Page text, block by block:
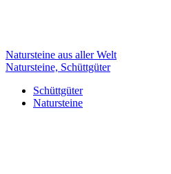
Natursteine aus aller Welt
Natursteine, Schüttgüter
Schüttgüter
Natursteine